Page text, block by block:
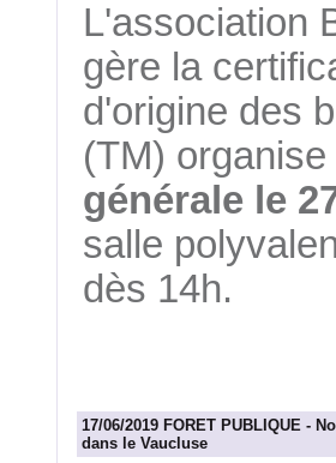
L'association
gère la
d'origine des
(TM)
générale le
salle
dès 14h.
17/06/2019 FORET PUBLIQUE -
dans le Vaucluse